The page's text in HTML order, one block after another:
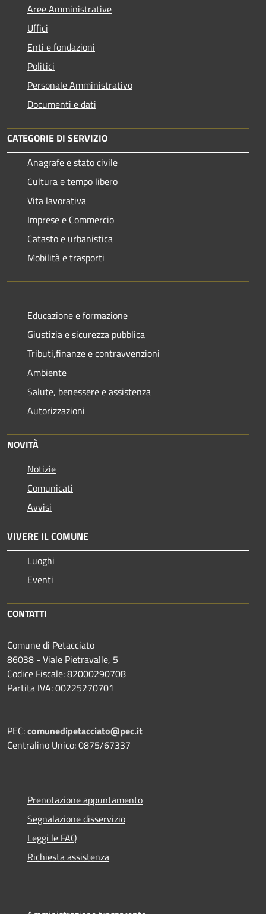
Aree Amministrative
Uffici
Enti e fondazioni
Politici
Personale Amministrativo
Documenti e dati
CATEGORIE DI SERVIZIO
Anagrafe e stato civile
Cultura e tempo libero
Vita lavorativa
Imprese e Commercio
Catasto e urbanistica
Mobilità e trasporti
Educazione e formazione
Giustizia e sicurezza pubblica
Tributi,finanze e contravvenzioni
Ambiente
Salute, benessere e assistenza
Autorizzazioni
NOVITÀ
Notizie
Comunicati
Avvisi
VIVERE IL COMUNE
Luoghi
Eventi
CONTATTI
Comune di Petacciato
86038 - Viale Pietravalle, 5
Codice Fiscale: 82000290708
Partita IVA: 00225270701
PEC:comunedipetacciato@pec.it
Centralino Unico: 0875/67337
Prenotazione appuntamento
Segnalazione disservizio
Leggi le FAQ
Richiesta assistenza